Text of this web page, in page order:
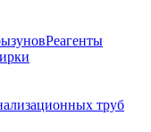
Реагенты
труб